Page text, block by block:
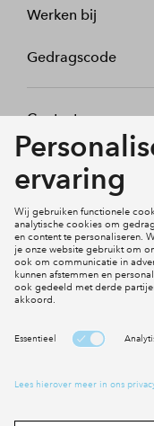
Werken bij
Gedragscode
Contact
Mijn profiel
Social Media
Cookies